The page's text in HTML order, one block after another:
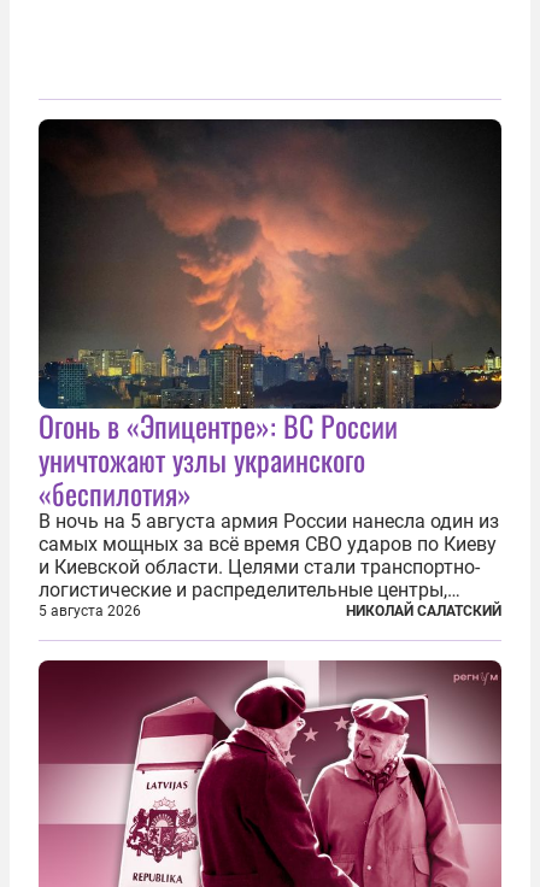
Огонь в «Эпицентре»: ВС России
уничтожают узлы украинского
«беспилотия»
В ночь на 5 августа армия России нанесла один из
самых мощных за всё время СВО ударов по Киеву
и Киевской области. Целями стали транспортно-
логистические и распределительные центры,
которые ВСУ использовали для хранения и
доставки вооружений и грузов военного
назначения. Атака также «накрыла»...
5 августа 2026 НИКОЛАЙ САЛАТСКИЙ